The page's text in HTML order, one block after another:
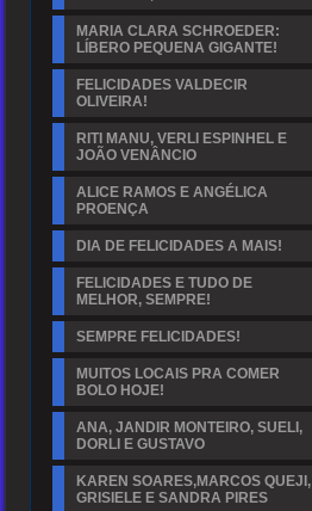
MARIA CLARA SCHROEDER:
LÍBERO PEQUENA GIGANTE!
FELICIDADES VALDECIR
OLIVEIRA!
RITI MANU, VERLI ESPINHEL E
JOÃO VENÂNCIO
ALICE RAMOS E ANGÉLICA
PROENÇA
DIA DE FELICIDADES A MAIS!
FELICIDADES E TUDO DE
MELHOR, SEMPRE!
SEMPRE FELICIDADES!
MUITOS LOCAIS PRA COMER
BOLO HOJE!
ANA, JANDIR MONTEIRO, SUELI,
DORLI E GUSTAVO
KAREN SOARES,MARCOS QUEJI,
GRISIELE E SANDRA PIRES